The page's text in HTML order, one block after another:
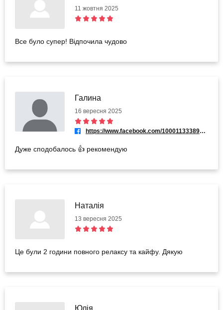
11 жовтня 2025
Все було супер! Відпочила чудово
Галина
16 вересня 2025
https://www.facebook.com/100011333890188
Дуже сподобалось 👍 рекомендую
Наталія
13 вересня 2025
Це були 2 години повного релаксу та кайфу. Дякую